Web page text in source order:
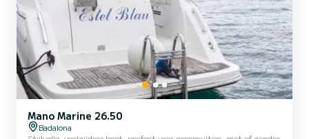
Mano Marine 26.50
Badalona